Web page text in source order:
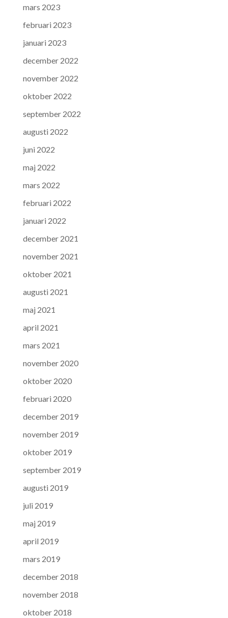
mars 2023
februari 2023
januari 2023
december 2022
november 2022
oktober 2022
september 2022
augusti 2022
juni 2022
maj 2022
mars 2022
februari 2022
januari 2022
december 2021
november 2021
oktober 2021
augusti 2021
maj 2021
april 2021
mars 2021
november 2020
oktober 2020
februari 2020
december 2019
november 2019
oktober 2019
september 2019
augusti 2019
juli 2019
maj 2019
april 2019
mars 2019
december 2018
november 2018
oktober 2018